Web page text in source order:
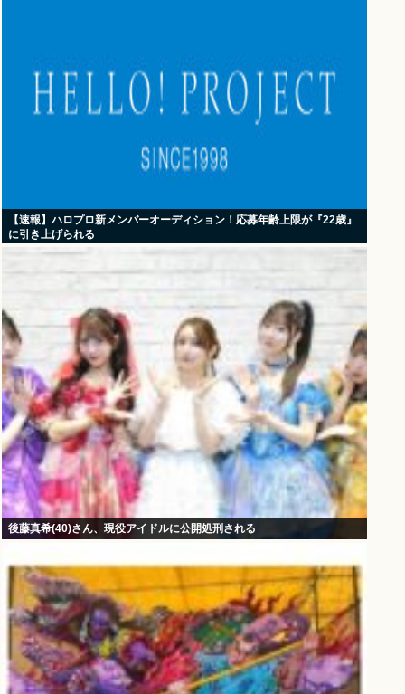
【速報】ハロプロ新メンバーオーディション！応募年齢上限が『22歳』
に引き上げられる
後藤真希(40)さん、現役アイドルに公開処刑される